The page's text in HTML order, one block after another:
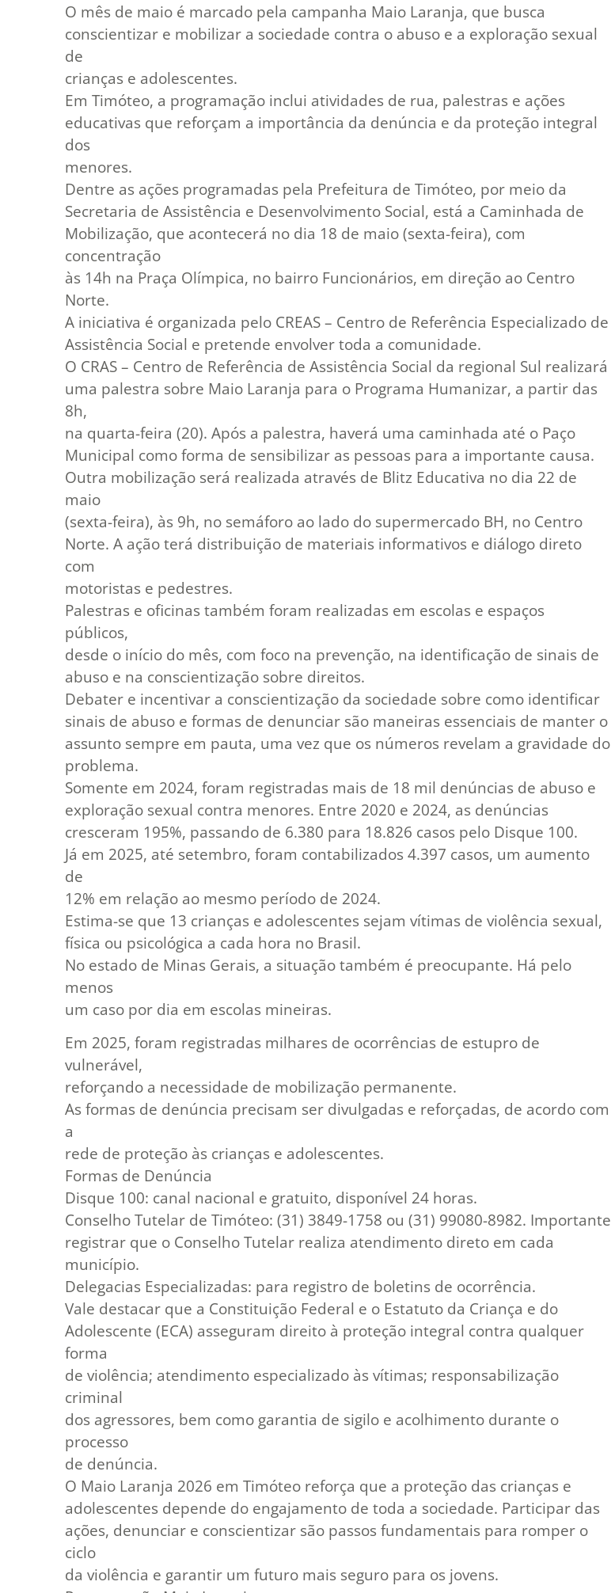
O mês de maio é marcado pela campanha Maio Laranja, que busca
conscientizar e mobilizar a sociedade contra o abuso e a exploração sexual
de
crianças e adolescentes.
Em Timóteo, a programação inclui atividades de rua, palestras e ações
educativas que reforçam a importância da denúncia e da proteção integral
dos
menores.
Dentre as ações programadas pela Prefeitura de Timóteo, por meio da
Secretaria de Assistência e Desenvolvimento Social, está a Caminhada de
Mobilização, que acontecerá no dia 18 de maio (sexta-feira), com
concentração
às 14h na Praça Olímpica, no bairro Funcionários, em direção ao Centro
Norte.
A iniciativa é organizada pelo CREAS – Centro de Referência Especializado de
Assistência Social e pretende envolver toda a comunidade.
O CRAS – Centro de Referência de Assistência Social da regional Sul realizará
uma palestra sobre Maio Laranja para o Programa Humanizar, a partir das
8h,
na quarta-feira (20). Após a palestra, haverá uma caminhada até o Paço
Municipal como forma de sensibilizar as pessoas para a importante causa.
Outra mobilização será realizada através de Blitz Educativa no dia 22 de
maio
(sexta-feira), às 9h, no semáforo ao lado do supermercado BH, no Centro
Norte. A ação terá distribuição de materiais informativos e diálogo direto
com
motoristas e pedestres.
Palestras e oficinas também foram realizadas em escolas e espaços
públicos,
desde o início do mês, com foco na prevenção, na identificação de sinais de
abuso e na conscientização sobre direitos.
Debater e incentivar a conscientização da sociedade sobre como identificar
sinais de abuso e formas de denunciar são maneiras essenciais de manter o
assunto sempre em pauta, uma vez que os números revelam a gravidade do
problema.
Somente em 2024, foram registradas mais de 18 mil denúncias de abuso e
exploração sexual contra menores. Entre 2020 e 2024, as denúncias
cresceram 195%, passando de 6.380 para 18.826 casos pelo Disque 100.
Já em 2025, até setembro, foram contabilizados 4.397 casos, um aumento
de
12% em relação ao mesmo período de 2024.
Estima-se que 13 crianças e adolescentes sejam vítimas de violência sexual,
física ou psicológica a cada hora no Brasil.
No estado de Minas Gerais, a situação também é preocupante. Há pelo
menos
um caso por dia em escolas mineiras.
Em 2025, foram registradas milhares de ocorrências de estupro de
vulnerável,
reforçando a necessidade de mobilização permanente.
As formas de denúncia precisam ser divulgadas e reforçadas, de acordo com
a
rede de proteção às crianças e adolescentes.
Formas de Denúncia
Disque 100: canal nacional e gratuito, disponível 24 horas.
Conselho Tutelar de Timóteo: (31) 3849-1758 ou (31) 99080-8982. Importante
registrar que o Conselho Tutelar realiza atendimento direto em cada
município.
Delegacias Especializadas: para registro de boletins de ocorrência.
Vale destacar que a Constituição Federal e o Estatuto da Criança e do
Adolescente (ECA) asseguram direito à proteção integral contra qualquer
forma
de violência; atendimento especializado às vítimas; responsabilização
criminal
dos agressores, bem como garantia de sigilo e acolhimento durante o
processo
de denúncia.
O Maio Laranja 2026 em Timóteo reforça que a proteção das crianças e
adolescentes depende do engajamento de toda a sociedade. Participar das
ações, denunciar e conscientizar são passos fundamentais para romper o
ciclo
da violência e garantir um futuro mais seguro para os jovens.